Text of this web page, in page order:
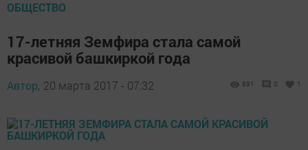
ОБЩЕСТВО
17-летняя Земфира стала самой
красивой башкиркой года
Автор, 20 марта 2017 - 07:32 891 0 1